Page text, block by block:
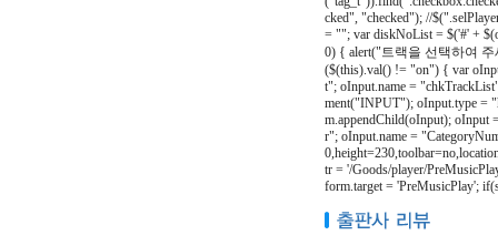
cked", "checked"); //
= ""; var diskNoList = $('#' +
0) { alert("트랙을 선택하여 주
($(this).val() != "on") { var
t"; oInput.name =
ment("INPUT"); oInput.type =
m.appendChild(oInput); oInput
r"; oInput.name =
tr = '/Goods/player/
form.target = 'PreMusicPlay';